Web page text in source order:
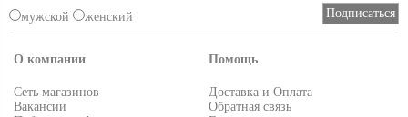
мужской женский
О компании
Сеть магазинов
Вакансии
Помощь
Доставка и Оплата
Обратная связь